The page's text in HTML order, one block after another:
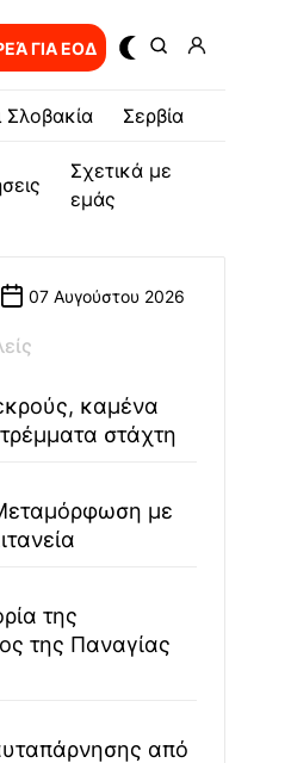
ΓΙΑ EOΔ
Σλοβακία Σερβία
Σχετικά με
εμάς
07 Αυγούστου 2026
καμένα
στάχτη
με
της
της Παναγίας
από